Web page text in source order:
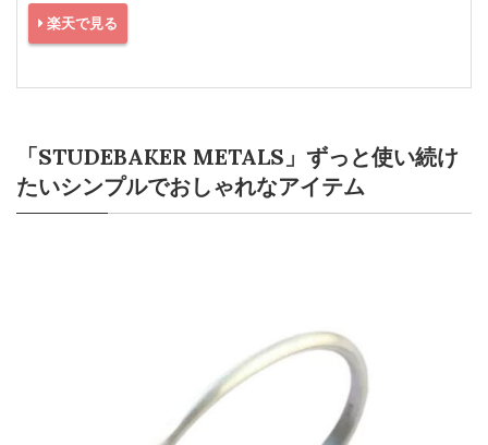
楽天で見る
「STUDEBAKER METALS」ずっと使い続け
たいシンプルでおしゃれなアイテム